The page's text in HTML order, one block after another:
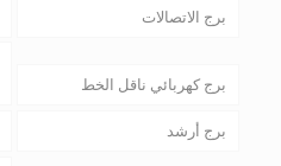
برج الاتصالات
برج كهربائي ناقل الخط
برج أرشد